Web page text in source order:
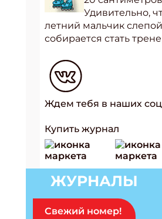
Удивительно,
летний мальчик
собирается стать
Ждем тебя в наших
Купить журнал
ЖУРНАЛЫ
Свежий номер!